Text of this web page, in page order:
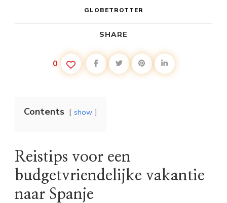
GLOBETROTTER
SHARE
0
Contents show
Reistips voor een
budgetvriendelijke vakantie
naar Spanje